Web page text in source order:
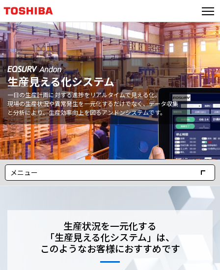
生産状況を一元化 EQSURV Andon
生産見える化システム
一日の生産計画に対する進捗をリアルタイムで見える化。
現場の生産状況や異常発生を一元化するだけでなく、データ収集
と分析により、生産効率向上を図るアンドンシステムです。
メニュー
生産状況を一元化する
「生産見える化システム」は、
このようなお客様におすすめです